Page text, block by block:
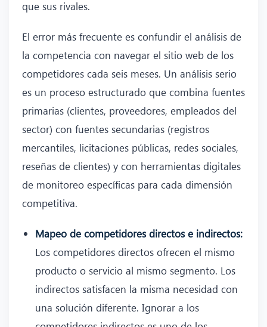
que sus rivales.
El error más frecuente es confundir el análisis de
la competencia con navegar el sitio web de los
competidores cada seis meses. Un análisis serio
es un proceso estructurado que combina fuentes
primarias (clientes, proveedores, empleados del
sector) con fuentes secundarias (registros
mercantiles, licitaciones públicas, redes sociales,
reseñas de clientes) y con herramientas digitales
de monitoreo específicas para cada dimensión
competitiva.
Mapeo de competidores directos e indirectos:
Los competidores directos ofrecen el mismo
producto o servicio al mismo segmento. Los
indirectos satisfacen la misma necesidad con
una solución diferente. Ignorar a los